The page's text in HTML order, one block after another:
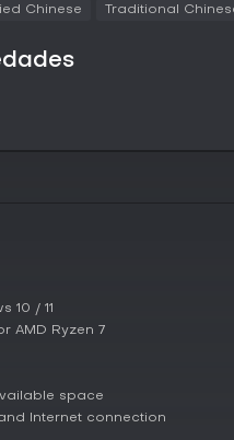
de sombreros y
Los puntos se
sin requerir sesiones
casuales con
Chinese Traditional
10 / 11
AMD Ryzen 7
space
Internet connection